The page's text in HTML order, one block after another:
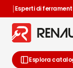
|Esperti di
Esplora